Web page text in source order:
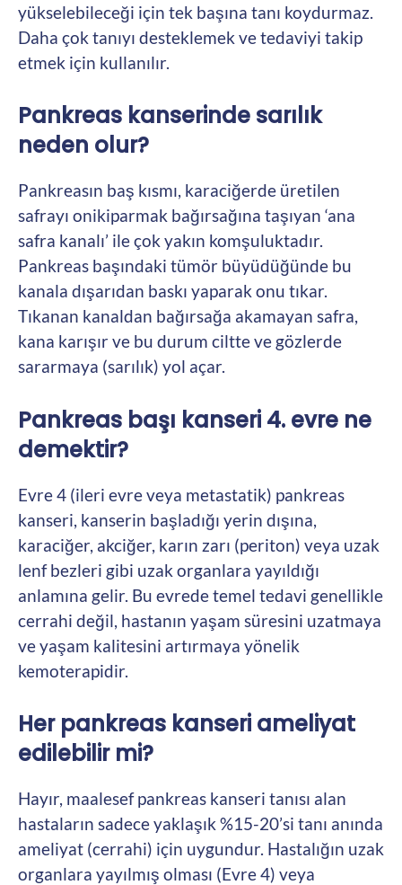
yükselebileceği için tek başına tanı koydurmaz.
Daha çok tanıyı desteklemek ve tedaviyi takip
etmek için kullanılır.
Pankreas kanserinde sarılık
neden olur?
Pankreasın baş kısmı, karaciğerde üretilen
safrayı onikiparmak bağırsağına taşıyan ‘ana
safra kanalı’ ile çok yakın komşuluktadır.
Pankreas başındaki tümör büyüdüğünde bu
kanala dışarıdan baskı yaparak onu tıkar.
Tıkanan kanaldan bağırsağa akamayan safra,
kana karışır ve bu durum ciltte ve gözlerde
sararmaya (sarılık) yol açar.
Pankreas başı kanseri 4. evre ne
demektir?
Evre 4 (ileri evre veya metastatik) pankreas
kanseri, kanserin başladığı yerin dışına,
karaciğer, akciğer, karın zarı (periton) veya uzak
lenf bezleri gibi uzak organlara yayıldığı
anlamına gelir. Bu evrede temel tedavi genellikle
cerrahi değil, hastanın yaşam süresini uzatmaya
ve yaşam kalitesini artırmaya yönelik
kemoterapidir.
Her pankreas kanseri ameliyat
edilebilir mi?
Hayır, maalesef pankreas kanseri tanısı alan
hastaların sadece yaklaşık %15-20’si tanı anında
ameliyat (cerrahi) için uygundur. Hastalığın uzak
organlara yayılmış olması (Evre 4) veya